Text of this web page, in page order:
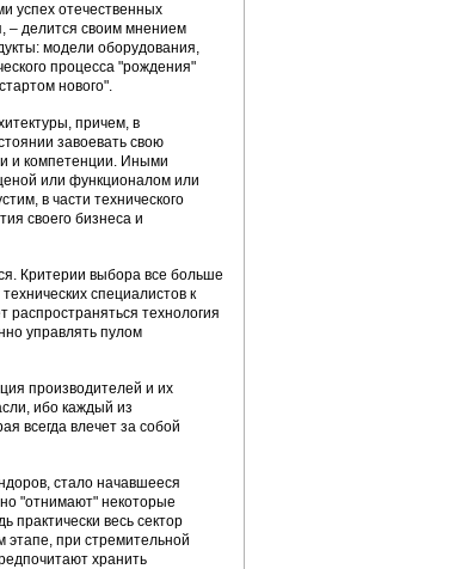
успех отечественных
– делится своим мнением
модели оборудования,
процесса "рождения"
нового".
причем, в
завоевать свою
и компетенции. Иными
или функционалом или
в части технического
своего бизнеса и
Критерии выбора все больше
специалистов к
распространяться технология
управлять пулом
производителей и их
ибо каждый из
всегда влечет за собой
стало начавшееся
"отнимают" некоторые
практически весь сектор
при стремительной
хранить